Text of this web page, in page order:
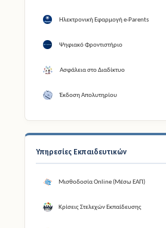
Ηλεκτρονική Εφαρμογή e-Parents
Ψηφιακό Φροντιστήριο
Ασφάλεια στο Διαδίκτυο
Έκδοση Απολυτηρίου
Υπηρεσίες Εκπαιδευτικών
Μισθοδοσία Online (Μέσω ΕΑΠ)
Κρίσεις Στελεχών Εκπαίδευσης